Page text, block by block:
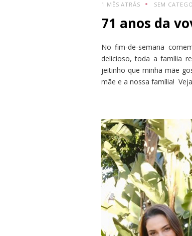
1 MÊS ATRÁS SEM
71 anos da
No fim-de-semana
delicioso, toda a família
jeitinho que minha mãe
mãe e a nossa família!